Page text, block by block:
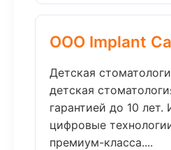
ООО Implant
Детская
детская
гарантией до 10 лет.
цифровые
премиум-класса....